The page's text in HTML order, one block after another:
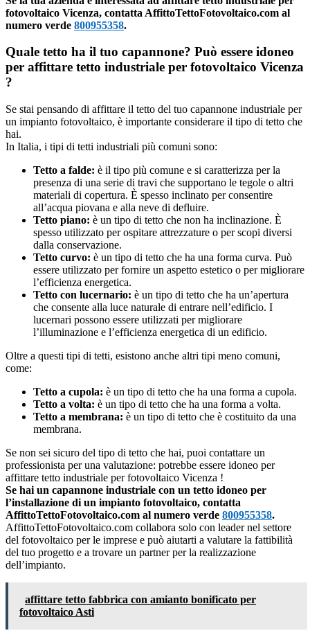
fotovoltaico Vicenza, contatta AffittoTettoFotovoltaico.com al
numero verde 800955358.
Quale tetto ha il tuo capannone? Può essere idoneo
per affittare tetto industriale per fotovoltaico Vicenza
?
Se stai pensando di affittare il tetto del tuo capannone industriale per
un impianto fotovoltaico, è importante considerare il tipo di tetto che
hai.
In Italia, i tipi di tetti industriali più comuni sono:
Tetto a falde: è il tipo più comune e si caratterizza per la
presenza di una serie di travi che supportano le tegole o altri
materiali di copertura. È spesso inclinato per consentire
all’acqua piovana e alla neve di defluire.
Tetto piano: è un tipo di tetto che non ha inclinazione. È
spesso utilizzato per ospitare attrezzature o per scopi diversi
dalla conservazione.
Tetto curvo: è un tipo di tetto che ha una forma curva. Può
essere utilizzato per fornire un aspetto estetico o per migliorare
l’efficienza energetica.
Tetto con lucernario: è un tipo di tetto che ha un’apertura
che consente alla luce naturale di entrare nell’edificio. I
lucernari possono essere utilizzati per migliorare
l’illuminazione e l’efficienza energetica di un edificio.
Oltre a questi tipi di tetti, esistono anche altri tipi meno comuni,
come:
Tetto a cupola: è un tipo di tetto che ha una forma a cupola.
Tetto a volta: è un tipo di tetto che ha una forma a volta.
Tetto a membrana: è un tipo di tetto che è costituito da una
membrana.
Se non sei sicuro del tipo di tetto che hai, puoi contattare un
professionista per una valutazione: potrebbe essere idoneo per
affittare tetto industriale per fotovoltaico Vicenza !
Se hai un capannone industriale con un tetto idoneo per
l’installazione di un impianto fotovoltaico, contatta
AffittoTettoFotovoltaico.com al numero verde 800955358.
AffittoTettoFotovoltaico.com collabora solo con leader nel settore
del fotovoltaico per le imprese e può aiutarti a valutare la fattibilità
del tuo progetto e a trovare un partner per la realizzazione
dell’impianto.
affittare tetto fabbrica con amianto bonificato per
fotovoltaico Asti